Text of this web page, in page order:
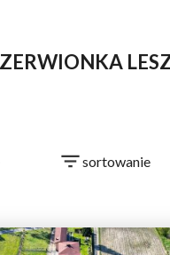
sortowanie